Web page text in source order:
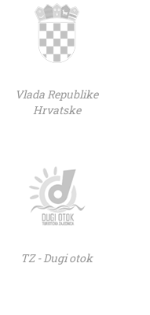
Vlada Republike
Hrvatske
TZ - Dugi otok